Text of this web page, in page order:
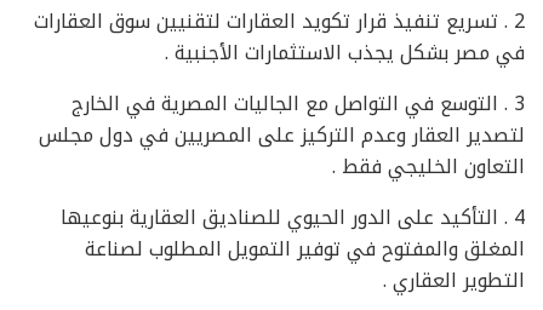
2 . تسريع تنفيذ قرار تكويد العقارات لتقنيين سوق العقارات
في مصر بشكل يجذب الاستثمارات الأجنبية .
3 . التوسع في التواصل مع الجاليات المصرية في الخارج
لتصدير العقار وعدم التركيز على المصريين في دول مجلس
التعاون الخليجي فقط .
4 . التأكيد على الدور الحيوي للصناديق العقارية بنوعيها
المغلق والمفتوح في توفير التمويل المطلوب لصناعة
التطوير العقاري .